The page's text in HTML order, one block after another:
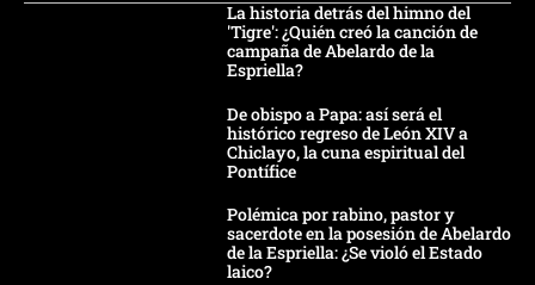
La historia detrás del himno del
'Tigre': ¿Quién creó la canción de
campaña de Abelardo de la
Espriella?
De obispo a Papa: así será el
histórico regreso de León XIV a
Chiclayo, la cuna espiritual del
Pontífice
Polémica por rabino, pastor y
sacerdote en la posesión de Abelardo
de la Espriella: ¿Se violó el Estado
laico?